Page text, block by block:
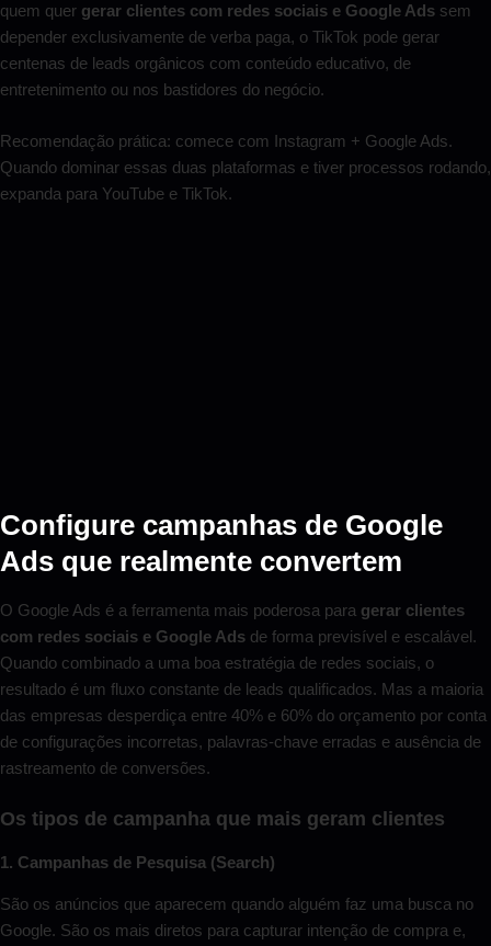
quem quer gerar clientes com redes sociais e Google Ads sem
depender exclusivamente de verba paga, o TikTok pode gerar
centenas de leads orgânicos com conteúdo educativo, de
entretenimento ou nos bastidores do negócio.
Recomendação prática: comece com Instagram + Google Ads.
Quando dominar essas duas plataformas e tiver processos rodando,
expanda para YouTube e TikTok.
Configure campanhas de Google
Ads que realmente convertem
O Google Ads é a ferramenta mais poderosa para gerar clientes
com redes sociais e Google Ads de forma previsível e escalável.
Quando combinado a uma boa estratégia de redes sociais, o
resultado é um fluxo constante de leads qualificados. Mas a maioria
das empresas desperdiça entre 40% e 60% do orçamento por conta
de configurações incorretas, palavras-chave erradas e ausência de
rastreamento de conversões.
Os tipos de campanha que mais geram clientes
1. Campanhas de Pesquisa (Search)
São os anúncios que aparecem quando alguém faz uma busca no
Google. São os mais diretos para capturar intenção de compra e,